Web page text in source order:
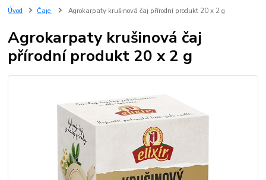
Úvod Čaje Agrokarpaty krušinová čaj přírodní produkt 20 x 2 g
Agrokarpaty krušinová čaj
přírodní produkt 20 x 2 g